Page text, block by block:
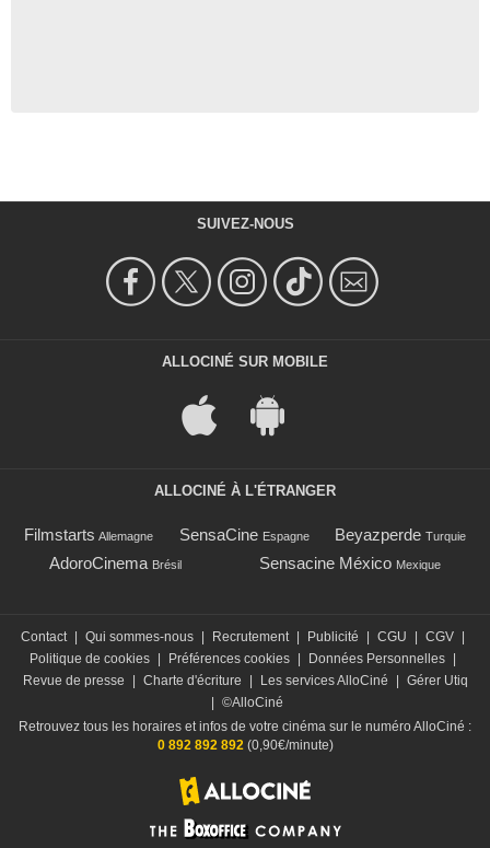
SUIVEZ-NOUS
ALLOCINÉ SUR MOBILE
ALLOCINÉ À L'ÉTRANGER
Filmstarts Allemagne SensaCine Espagne Beyazperde Turquie
AdoroCinema Brésil Sensacine México Mexique
Contact Qui sommes-nous Recrutement Publicité CGU CGV
Politique de cookies
Préférences cookies Données Personnelles
Revue de presse
Charte d'écriture Les services AlloCiné
Gérer Utiq
©AlloCiné
Retrouvez tous les horaires et infos de votre cinéma sur le numéro AlloCiné :
0 892 892 892(0,90€/minute)